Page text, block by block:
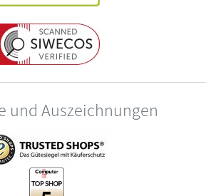
und Auszeichnungen